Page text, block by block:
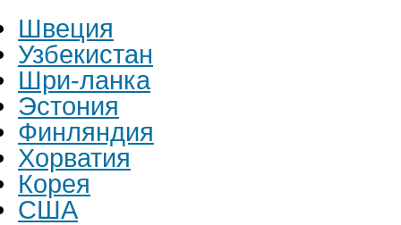
Швеция
Узбекистан
Шри-ланка
Эстония
Финляндия
Хорватия
Корея
США